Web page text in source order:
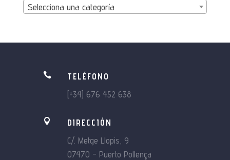
Selecciona una categoría

TELÉFONO
[+34] 676 452 638

DIRECCIÓN
C/. Metge Llopis, 9
07470 – Puerto Pollença